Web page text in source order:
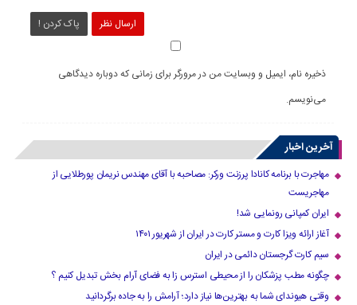
ارسال نظر پاک کردن !
ذخیره نام، ایمیل و وبسایت من در مرورگر برای زمانی که دوباره دیدگاهی
می‌نویسم.
آخرین اخبار
مهاجرت با برنامه کانادا پرزنت ورکر: مصاحبه با آقای مهندس نریمان پورطلایی از
مهاجریست
ایران کمپانی رونمایی شد!
آغاز ارائه ویزا کارت و مستر کارت در ایران از شهریور ۱۴۰۱
سیم کارت گرجستان دائمی در ایران
چگونه مطب پزشکان را از محیطی استرس زا به فضای آرام بخش تبدیل کنیم ؟
وقتی هیوندای شما به بهترین‌ها نیاز دارد؛ آرامش را به جاده برگردانید